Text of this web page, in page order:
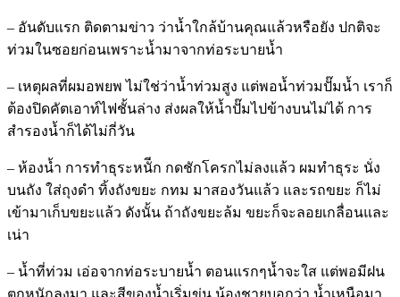
– อันดับแรก ติดตามข่าว ว่าน้ำใกล้บ้านคุณแล้วหรือยัง ปกติจะ
ท่วมในซอยก่อนเพราะน้ำมาจากท่อระบายน้ำ
– เหตุผลที่ผมอพยพ ไม่ใช่ว่าน้ำท่วมสูง แต่พอน้ำท่วมปั๊มน้ำ เราก็
ต้องปิดคัตเอาท์ไฟชั้นล่าง ส่งผลให้น้ำปั๊มไปข้างบนไม่ได้ การ
สำรองน้ำก็ได้ไม่กี่วัน
– ห้องน้ำ การทำธุระหนัีก กดชักโครกไม่ลงแล้ว ผมทำธุระ นั่ง
บนถัง ใส่ถุงดำ ทิ้งถังขยะ กทม มาสองวันแล้ว และรถขยะ ก็ไม่
เข้ามาเก็บขยะแล้ว ดังนั้น ถ้าถังขยะล้ม ขยะก็จะลอยเกลื่อนและ
เน่า
– น้ำที่ท่วม เอ่อจากท่อระบายน้ำ ตอนแรกๆน้ำจะใส แต่พอมีฝน
ตกหนักลงมา และสีของน้ำเริ่มขุ่น น้องชายบอกว่า น้ำเหนือมา